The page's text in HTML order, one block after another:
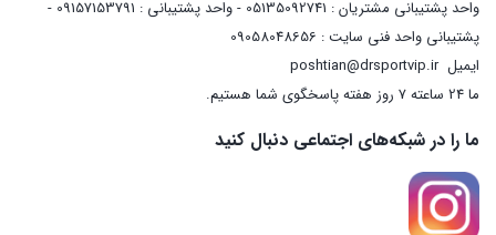
واحد پشتیبانی مشتریان : 05135092741 - واحد پشتیبانی : 09157153791 -
پشتیبانی واحد فنی سایت : 09058048656
ایمیلposhtian@drsportvip.ir
ما 24 ساعته 7 روز هفته پاسخگوی شما هستیم.
ما را در شبکه‌های اجتماعی دنبال کنید